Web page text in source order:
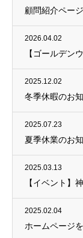
顧問紹介ペー
2026.04.02
【ゴールデン
2025.12.02
冬季休暇のお
2025.07.23
夏季休業のお
2025.03.13
【イベント】
2025.02.04
ホームページ